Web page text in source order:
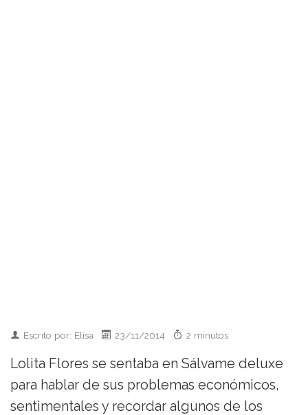
Escrito por: Elisa 23/11/2014 2 minutos
Lolita Flores se sentaba en Sálvame deluxe
para hablar de sus problemas económicos,
sentimentales y recordar algunos de los